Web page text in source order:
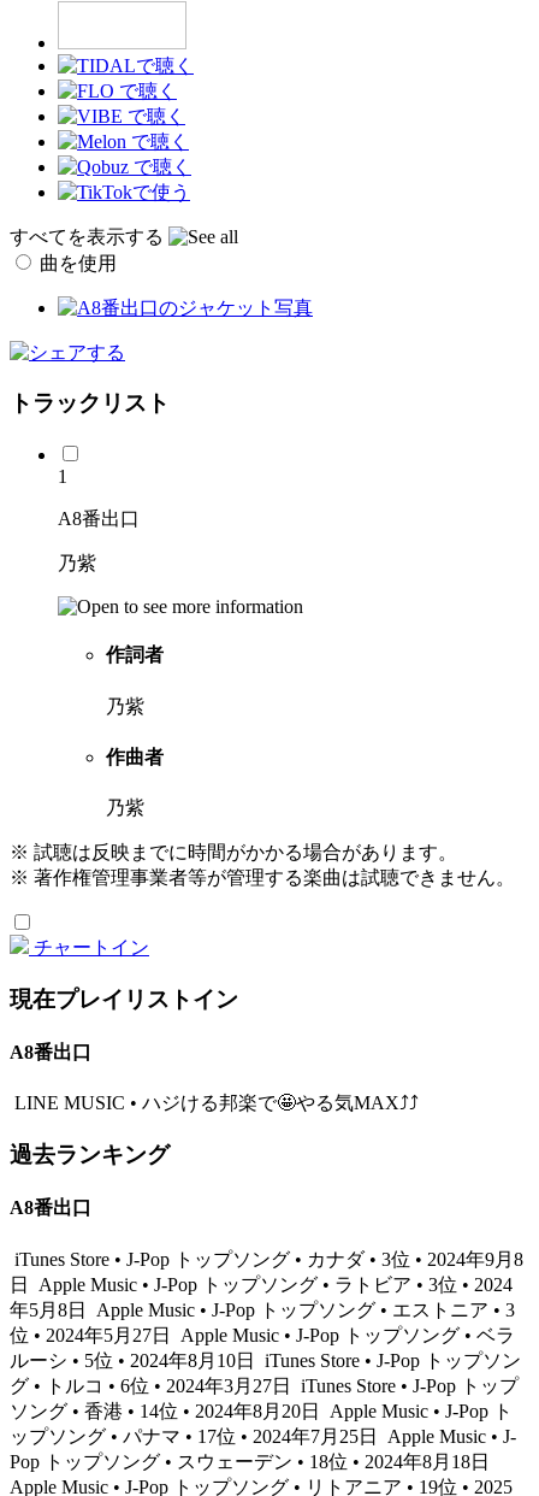
すべてを表示する
曲を使用
トラックリスト
1
A8番出口
乃紫
作詞者
乃紫
作曲者
乃紫
※ 試聴は反映までに時間がかかる場合があります。
※ 著作権管理事業者等が管理する楽曲は試聴できません。
チャートイン
現在プレイリストイン
A8番出口
LINE MUSIC • ハジける邦楽で🤩やる気MAX⤴⤴
過去ランキング
A8番出口
iTunes Store • J-Pop トップソング • カナダ • 3位 • 2024年9月8
日
Apple Music • J-Pop トップソング • ラトビア • 3位 • 2024
年5月8日
Apple Music • J-Pop トップソング • エストニア • 3
位 • 2024年5月27日
Apple Music • J-Pop トップソング • ベラ
ルーシ • 5位 • 2024年8月10日
iTunes Store • J-Pop トップソン
グ • トルコ • 6位 • 2024年3月27日
iTunes Store • J-Pop トップ
ソング • 香港 • 14位 • 2024年8月20日
Apple Music • J-Pop ト
ップソング • パナマ • 17位 • 2024年7月25日
Apple Music • J-
Pop トップソング • スウェーデン • 18位 • 2024年8月18日
Apple Music • J-Pop トップソング • リトアニア • 19位 • 2025